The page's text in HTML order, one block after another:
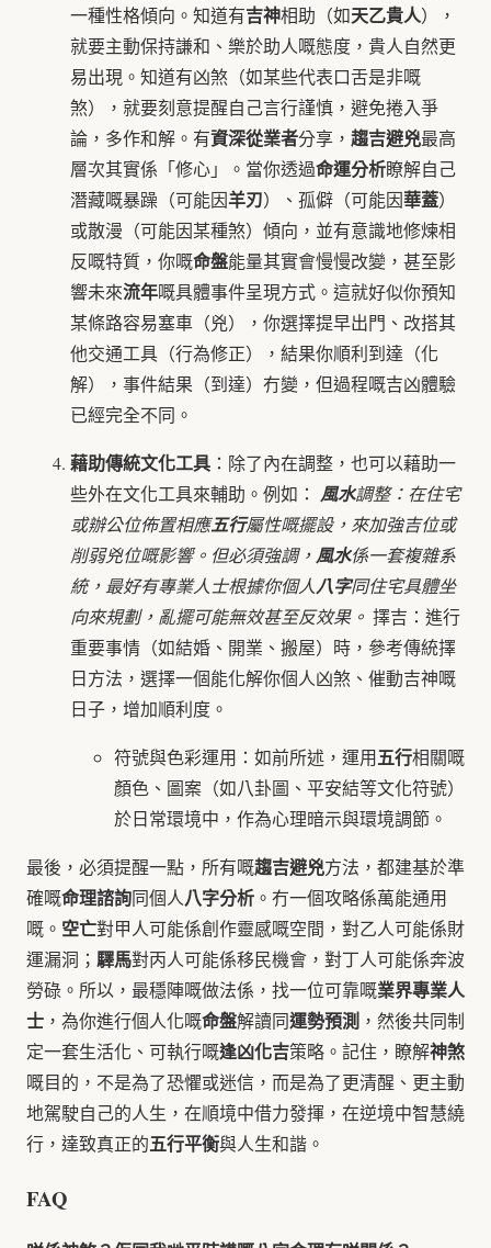
一種性格傾向。知道有吉神相助（如天乙貴人），
就要主動保持謙和、樂於助人嘅態度，貴人自然更
易出現。知道有凶煞（如某些代表口舌是非嘅
煞），就要刻意提醒自己言行謹慎，避免捲入爭
論，多作和解。有資深從業者分享， 趨吉避兇最高
層次其實係「修心」。當你透過命運分析瞭解自己
潛藏嘅暴躁（可能因羊刃）、孤僻（可能因華蓋）
或散漫（可能因某種煞）傾向，並有意識地修煉相
反嘅特質，你嘅命盤能量其實會慢慢改變，甚至影
響未來流年嘅具體事件呈現方式。這就好似你預知
某條路容易塞車（兇），你選擇提早出門、改搭其
他交通工具（行為修正），結果你順利到達（化
解），事件結果（到達）冇變，但過程嘅吉凶體驗
已經完全不同。
藉助傳統文化工具 ：除了內在調整，也可以藉助一
些外在文化工具來輔助。例如： 風水調整：在住宅
或辦公位佈置相應五行屬性嘅擺設，來加強吉位或
削弱兇位嘅影響。但必須強調， 風水係一套複雜系
統，最好有專業人士根據你個人八字同住宅具體坐
向來規劃，亂擺可能無效甚至反效果。 擇吉：進行
重要事情（如結婚、開業、搬屋）時，參考傳統擇
日方法，選擇一個能化解你個人凶煞、催動吉神嘅
日子，增加順利度。
符號與色彩運用：如前所述，運用五行相關嘅
顏色、圖案（如八卦圖、平安結等文化符號）
於日常環境中，作為心理暗示與環境調節。
最後，必須提醒一點，所有嘅趨吉避兇方法，都建基於準
確嘅命理諮詢同個人八字分析 。冇一個攻略係萬能通用
嘅。 空亡對甲人可能係創作靈感嘅空間，對乙人可能係財
運漏洞； 驛馬對丙人可能係移民機會，對丁人可能係奔波
勞碌。所以，最穩陣嘅做法係，找一位可靠嘅業界專業人
士 ，為你進行個人化嘅命盤解讀同運勢預測 ，然後共同制
定一套生活化、可執行嘅逢凶化吉策略。記住，瞭解神煞
嘅目的，不是為了恐懼或迷信，而是為了更清醒、更主動
地駕駛自己的人生，在順境中借力發揮，在逆境中智慧繞
行，達致真正的五行平衡與人生和諧。
FAQ